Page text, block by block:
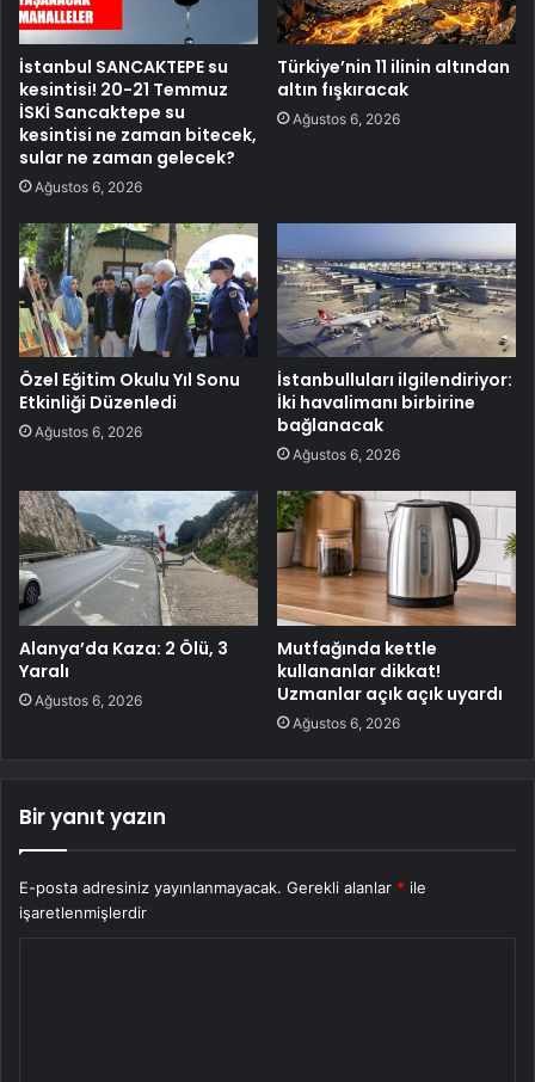
İstanbul SANCAKTEPE su
kesintisi! 20-21 Temmuz
İSKİ Sancaktepe su
kesintisi ne zaman bitecek,
sular ne zaman gelecek?
Ağustos 6, 2026
Türkiye’nin 11 ilinin altından
altın fışkıracak
Ağustos 6, 2026
Özel Eğitim Okulu Yıl Sonu
Etkinliği Düzenledi
Ağustos 6, 2026
İstanbulluları ilgilendiriyor:
İki havalimanı birbirine
bağlanacak
Ağustos 6, 2026
Alanya’da Kaza: 2 Ölü, 3
Yaralı
Ağustos 6, 2026
Mutfağında kettle
kullananlar dikkat!
Uzmanlar açık açık uyardı
Ağustos 6, 2026
Bir yanıt yazın
E-posta adresiniz yayınlanmayacak. Gerekli alanlar * ile
işaretlenmişlerdir